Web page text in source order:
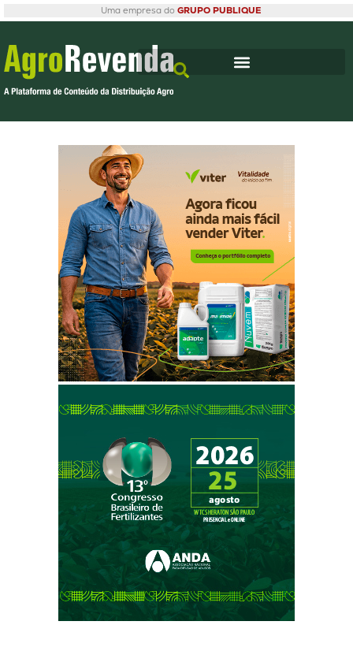
Uma empresa do GRUPO PUBLIQUE